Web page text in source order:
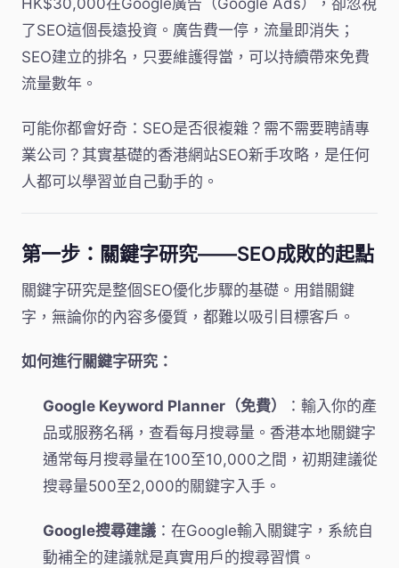
了SEO這個長遠投資。廣告費一停，流量即消失；
SEO建立的排名，只要維護得當，可以持續帶來免費
流量數年。
可能你都會好奇：SEO是否很複雜？需不需要聘請專
業公司？其實基礎的香港網站SEO新手攻略，是任何
人都可以學習並自己動手的。
第一步：關鍵字研究——SEO成敗的起點
關鍵字研究是整個SEO優化步驟的基礎。用錯關鍵
字，無論你的內容多優質，都難以吸引目標客戶。
如何進行關鍵字研究：
Google Keyword Planner（免費）
：輸入你的產
品或服務名稱，查看每月搜尋量。香港本地關鍵字
通常每月搜尋量在100至10,000之間，初期建議從
搜尋量500至2,000的關鍵字入手。
Google搜尋建議 ：在Google輸入關鍵字，系統自
動補全的建議就是真實用戶的搜尋習慣。